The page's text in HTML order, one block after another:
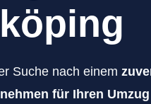
Suche nach einem
für Ihren